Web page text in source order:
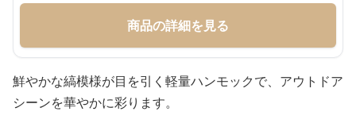
商品の詳細を見る
鮮やかな縞模様が目を引く軽量ハンモックで、アウトドア
シーンを華やかに彩ります。